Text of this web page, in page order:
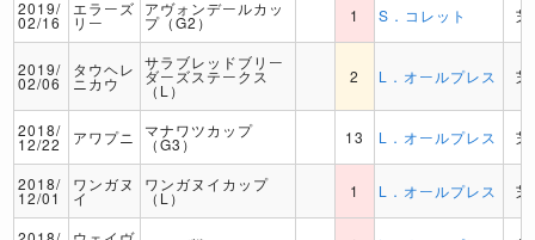
2019/
02/16
エラーズ
リー
アヴォンデールカッ
プ（G2） 1 S．コレット 芝
2019/
02/06
タウヘレ
ニカウ
サラブレッドブリー
ダーズステークス
（L）
2 L．オールプレス 芝
2018/
12/22 アワプニ マナワツカップ
（G3） 13 L．オールプレス 芝
2018/
12/01
ワンガヌ
イ
ワンガヌイカップ
（L） 1 L．オールプレス 芝